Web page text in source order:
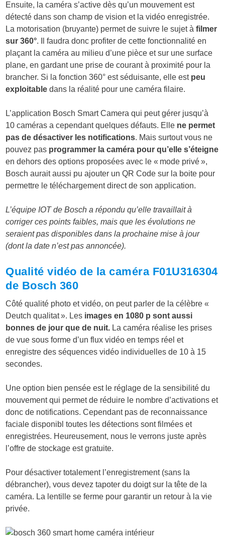
Ensuite, la caméra s’active dès qu’un mouvement est
détecté dans son champ de vision et la vidéo enregistrée.
La motorisation (bruyante) permet de suivre le sujet àfilmer
sur 360°. Il faudra donc profiter de cette fonctionnalité en
plaçant la caméra au milieu d’une pièce et sur une surface
plane, en gardant une prise de courant à proximité pour la
brancher. Si la fonction 360° est séduisante, elle est peu
exploitable dans la réalité pour une caméra filaire.
L’application Bosch Smart Camera qui peut gérer jusqu’à
10 caméras a cependant quelques défauts. Elle ne permet
pas de désactiver les notifications. Mais surtout vous ne
pouvez pas programmer la caméra pour qu’elle s’éteigne
en dehors des options proposées avec le « mode privé »,
Bosch aurait aussi pu ajouter un QR Code sur la boite pour
permettre le téléchargement direct de son application.
L’équipe IOT de Bosch a répondu qu’elle travaillait à
corriger ces points faibles, mais que les évolutions ne
seraient pas disponibles dans la prochaine mise à jour
(dont la date n’est pas annoncée).
Qualité vidéo de la caméra F01U316304
de Bosch 360
Côté qualité photo et vidéo, on peut parler de la célèbre «
Deutch qualitat ». Les images en 1080 p sont aussi
bonnes de jour que de nuit. La caméra réalise les prises
de vue sous forme d’un flux vidéo en temps réel et
enregistre des séquences vidéo individuelles de 10 à 15
secondes.
Une option bien pensée est le réglage de la sensibilité du
mouvement qui permet de réduire le nombre d’activations et
donc de notifications. Cependant pas de reconnaissance
faciale disponibl toutes les détections sont filmées et
enregistrées. Heureusement, nous le verrons juste après
l’offre de stockage est gratuite.
Pour désactiver totalement l’enregistrement (sans la
débrancher), vous devez tapoter du doigt sur la tête de la
caméra. La lentille se ferme pour garantir un retour à la vie
privée.